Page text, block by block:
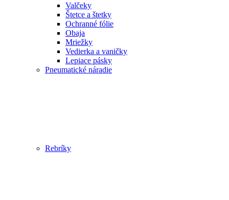
Valčeky
Štetce a štetky
Ochranné fólie
Obaja
Mriežky
Vedierka a vaničky
Lepiace pásky
Pneumatické náradie
Rebríky